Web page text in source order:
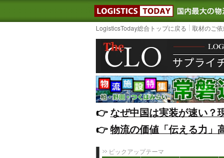
LOGISTICS
LogisticsToday総合トップに戻る 取材のご
👉️なぜ中国は実装が速い？
👉️物流の価値「伝える力」
ピックアップテーマ